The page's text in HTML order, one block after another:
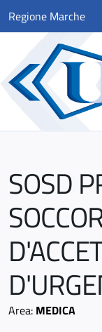
Regione Marche
SOSD
Area: MEDICA